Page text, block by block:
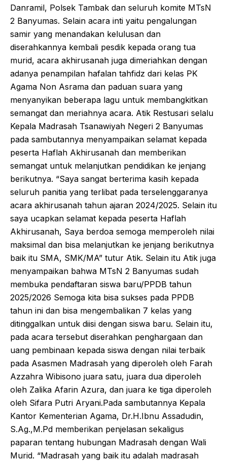
Danramil, Polsek Tambak dan seluruh komite MTsN
2 Banyumas. Selain acara inti yaitu pengalungan
samir yang menandakan kelulusan dan
diserahkannya kembali pesdik kepada orang tua
murid, acara akhirusanah juga dimeriahkan dengan
adanya penampilan hafalan tahfidz dari kelas PK
Agama Non Asrama dan paduan suara yang
menyanyikan beberapa lagu untuk membangkitkan
semangat dan meriahnya acara. Atik Restusari selalu
Kepala Madrasah Tsanawiyah Negeri 2 Banyumas
pada sambutannya menyampaikan selamat kepada
peserta Haflah Akhirusanah dan memberikan
semangat untuk melanjutkan pendidikan ke jenjang
berikutnya. “Saya sangat berterima kasih kepada
seluruh panitia yang terlibat pada terselenggaranya
acara akhirusanah tahun ajaran 2024/2025. Selain itu
saya ucapkan selamat kepada peserta Haflah
Akhirusanah, Saya berdoa semoga memperoleh nilai
maksimal dan bisa melanjutkan ke jenjang berikutnya
baik itu SMA, SMK/MA” tutur Atik. Selain itu Atik juga
menyampaikan bahwa MTsN 2 Banyumas sudah
membuka pendaftaran siswa baru/PPDB tahun
2025/2026 Semoga kita bisa sukses pada PPDB
tahun ini dan bisa mengembalikan 7 kelas yang
ditinggalkan untuk diisi dengan siswa baru. Selain itu,
pada acara tersebut diserahkan penghargaan dan
uang pembinaan kepada siswa dengan nilai terbaik
pada Asasmen Madrasah yang diperoleh oleh Farah
Azzahra Wibisono juara satu, juara dua diperoleh
oleh Zalika Afarin Azura, dan juara ke tiga diperoleh
oleh Sifara Putri Aryani.Pada sambutannya Kepala
Kantor Kementerian Agama, Dr.H.Ibnu Assadudin,
S.Ag.,M.Pd memberikan penjelasan sekaligus
paparan tentang hubungan Madrasah dengan Wali
Murid. “Madrasah yang baik itu adalah madrasah